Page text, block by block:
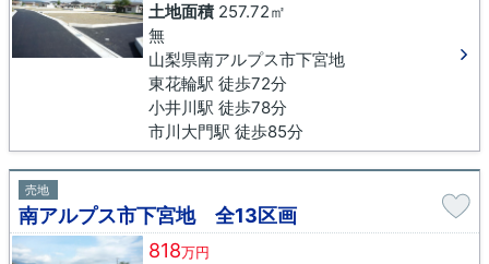
土地面積257.72㎡
無
山梨県南アルプス市下宮地
東花輪駅 徒歩72分
小井川駅 徒歩78分
市川大門駅 徒歩85分
売地
南アルプス市下宮地 全13区画
818万円